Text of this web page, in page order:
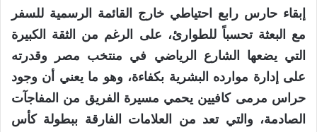
إبقاء حارس رابع احتياطي خارج القائمة الرسمية للسفر
مع البعثة تحسباً للطوارئ، على الرغم من الثقة الكبيرة
التي يضعها الشارع الرياضي في منتخب مصر وقدرته
على إدارة موارده البشرية بكفاءة، وهو ما يعني أن وجود
حراس مرمى كافيين يحمي مسيرة الفريق من المفاجآت
الصادمة، والتي تعد من العلامات الفارقة ببطولة كأس